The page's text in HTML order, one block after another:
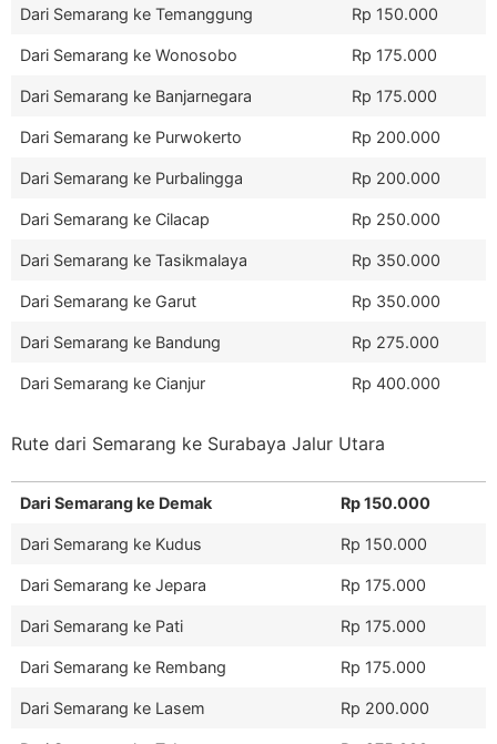
Dari Semarang ke Temanggung Rp 150.000
Dari Semarang ke Wonosobo Rp 175.000
Dari Semarang ke Banjarnegara Rp 175.000
Dari Semarang ke Purwokerto Rp 200.000
Dari Semarang ke Purbalingga Rp 200.000
Dari Semarang ke Cilacap Rp 250.000
Dari Semarang ke Tasikmalaya Rp 350.000
Dari Semarang ke Garut Rp 350.000
Dari Semarang ke Bandung Rp 275.000
Dari Semarang ke Cianjur Rp 400.000
Rute dari Semarang ke Surabaya Jalur Utara
Dari Semarang ke Demak Rp 150.000
Dari Semarang ke Kudus Rp 150.000
Dari Semarang ke Jepara Rp 175.000
Dari Semarang ke Pati Rp 175.000
Dari Semarang ke Rembang Rp 175.000
Dari Semarang ke Lasem Rp 200.000